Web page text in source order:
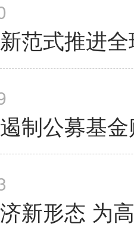
范式推进
制公募基
新形态 为